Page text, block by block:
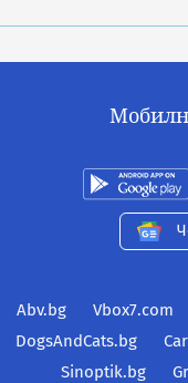
Abv.bg Vbox7.com
DogsAndCats.bg
Sinoptik.bg